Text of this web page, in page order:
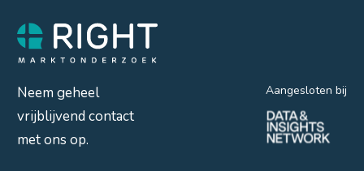
Neem geheel
vrijblijvend contact
met ons op.
Aangesloten bij